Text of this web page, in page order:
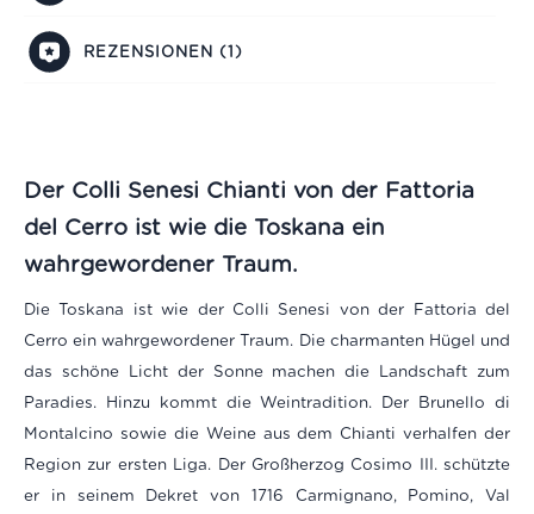
REZENSIONEN (1)
Der Colli Senesi Chianti von der Fattoria
del Cerro ist wie die Toskana ein
wahrgewordener Traum.
Die Toskana ist wie der Colli Senesi von der Fattoria del
Cerro ein wahrgewordener Traum. Die charmanten Hügel und
das schöne Licht der Sonne machen die Landschaft zum
Paradies. Hinzu kommt die Weintradition. Der Brunello di
Montalcino sowie die Weine aus dem Chianti verhalfen der
Region zur ersten Liga. Der Großherzog Cosimo III. schützte
er in seinem Dekret von 1716 Carmignano, Pomino, Val